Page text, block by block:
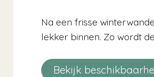
Na een frisse
lekker binnen. Zo wordt
Bekijk